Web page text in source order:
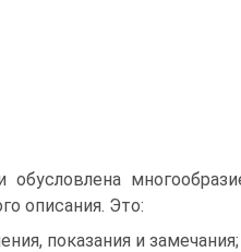
обусловлена
описания. Это:
показания и замечания;